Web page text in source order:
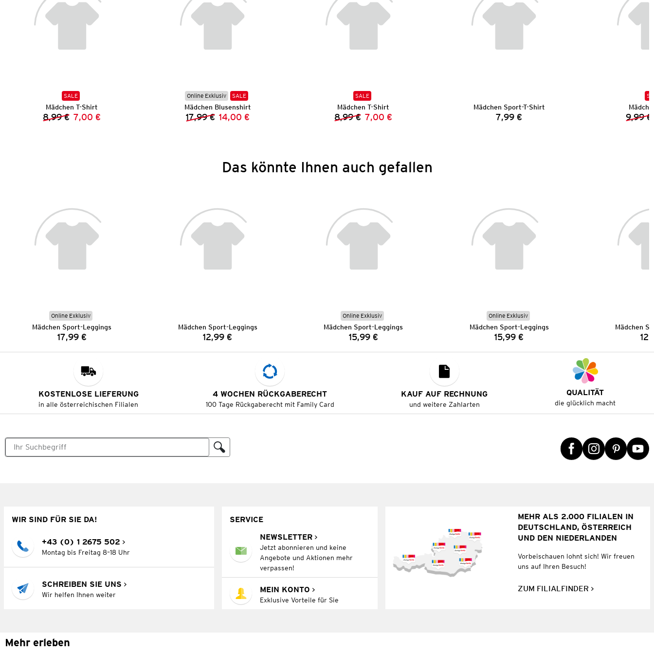
SALE
Mädchen T-Shirt
Vorheriger Preis:
8,99 € Neuer Preis:
7,00 €
Online Exklusiv SALE
Mädchen Blusenshirt
Vorheriger Preis:
17,99 € Neuer Preis:
14,00 €
SALE
Mädchen T-Shirt
Vorheriger Preis:
8,99 € Neuer Preis:
7,00 €
Mädchen Sport-T-Shirt
Preis:
7,99 € 9,99 €
Das könnte Ihnen auch gefallen
Online Exklusiv
Mädchen Sport-Leggings
Preis:
17,99 €
Mädchen Sport-Leggings
Preis:
12,99 €
Online Exklusiv
Mädchen Sport-Leggings
Preis:
15,99 €
Online Exklusiv
Mädchen Sport-Leggings
Preis:
15,99 €
Mädchen
KOSTENLOSE LIEFERUNG
in alle österreichischen Filialen
4 WOCHEN RÜCKGABERECHT
100 Tage Rückgaberecht mit Family Card
KAUF AUF RECHNUNG
und weitere Zahlarten
QUALITÄT
die glücklich macht
WIR SIND FÜR SIE DA!
+43 (0) 1 2675 502
Montag bis Freitag 8–18 Uhr
SCHREIBEN SIE UNS
Wir helfen Ihnen weiter
SERVICE
NEWSLETTER
Jetzt abonnieren und keine
Angebote und Aktionen mehr
verpassen!
MEIN KONTO
Exklusive Vorteile für Sie
MEHR ALS 2.000 FILIALEN IN
DEUTSCHLAND, ÖSTERREICH
UND DEN NIEDERLANDEN
Vorbeischauen lohnt sich! Wir freuen
uns auf Ihren Besuch!
ZUM FILIALFINDER
Mehr erleben